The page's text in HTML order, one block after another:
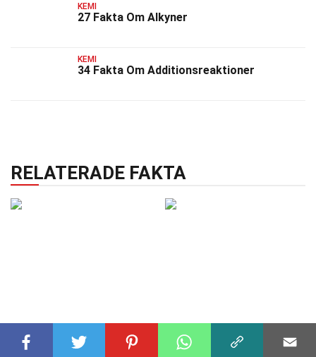
KEMI
27 Fakta Om Alkyner
KEMI
34 Fakta Om Additionsreaktioner
RELATERADE FAKTA
BIOLOGI 16 okt 2024 VÄXTER 29 dec 2024